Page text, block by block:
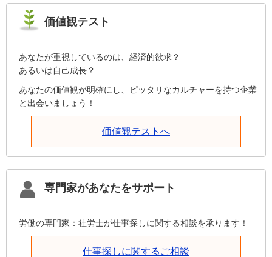
価値観テスト
あなたが重視しているのは、経済的欲求？
あるいは自己成長？
あなたの価値観が明確にし、ピッタリなカルチャーを持つ企業
と出会いましょう！
価値観テストへ
専門家があなたをサポート
労働の専門家：社労士が仕事探しに関する相談を承ります！
仕事探しに関するご相談